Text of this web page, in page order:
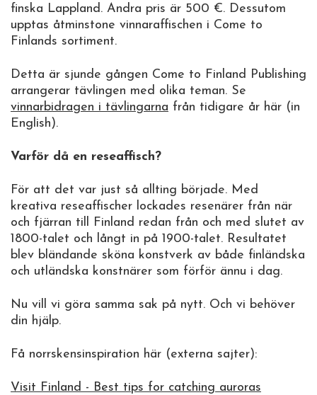
finska Lappland. Andra pris är 500 €. Dessutom
upptas åtminstone vinnaraffischen i Come to
Finlands sortiment.
Detta är sjunde gången Come to Finland Publishing
arrangerar tävlingen med olika teman. Se
vinnarbidragen i tävlingarna från tidigare år här (in
English).
Varför då en reseaffisch?
För att det var just så allting började. Med
kreativa reseaffischer lockades resenärer från när
och fjärran till Finland redan från och med slutet av
1800-talet och långt in på 1900-talet. Resultatet
blev bländande sköna konstverk av både finländska
och utländska konstnärer som förför ännu i dag.
Nu vill vi göra samma sak på nytt. Och vi behöver
din hjälp.
Få norrskensinspiration här (externa sajter):
Visit Finland - Best tips for catching auroras